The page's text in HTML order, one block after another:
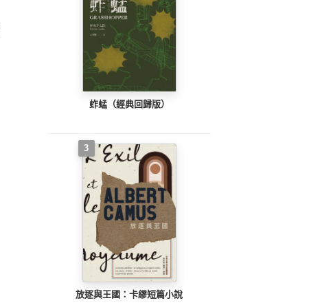
蚱蜢（經典回歸版）
3
放逐與王國：卡繆短篇小說